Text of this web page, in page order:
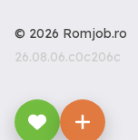
© 2026 Romjob.ro
26.08.06.c0c206c